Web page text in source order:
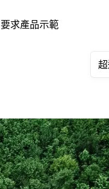
要求產品示範